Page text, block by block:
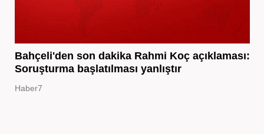
Bahçeli'den son dakika Rahmi Koç açıklaması:
Soruşturma başlatılması yanlıştır
Haber7